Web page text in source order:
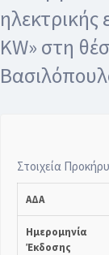
ηλεκτρικής
KW» στη
Στοιχεία
ΑΔΑ
Ημερομηνία
Έκδοσης